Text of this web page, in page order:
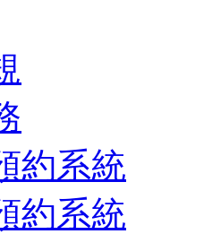
約系統
約系統